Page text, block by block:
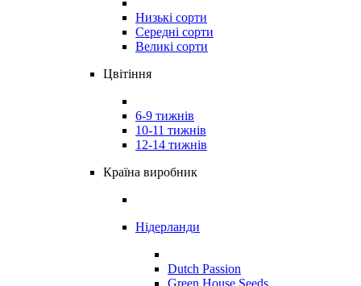
Низькі сорти
Середні сорти
Великі сорти
Цвітіння
6-9 тижнів
10-11 тижнів
12-14 тижнів
Країна виробник
Нідерланди
Dutch Passion